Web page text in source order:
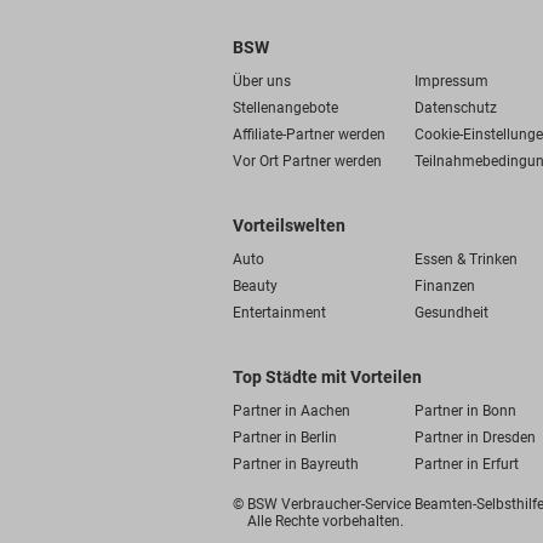
BSW
Über uns
Impressum
Stellenangebote
Datenschutz
Affiliate-Partner werden
Cookie-
Vor Ort Partner werden
Vorteilswelten
Auto
Essen & Trinken
Beauty
Finanzen
Entertainment
Gesundheit
Top Städte mit Vorteilen
Partner in Aachen
Partner in Bonn
Partner in Berlin
Partner in Dresden
Partner in Bayreuth
Partner in Erfurt
© BSW Verbraucher-Service Beamten-
Alle Rechte vorbehalten.